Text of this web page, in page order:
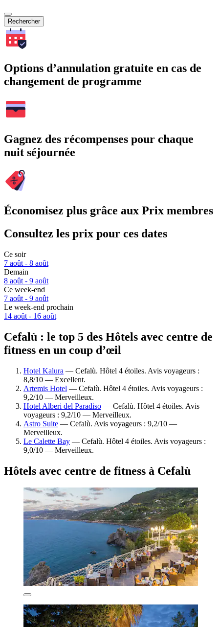
Rechercher
Options d’annulation gratuite en cas de
changement de programme
Gagnez des récompenses pour chaque
nuit séjournée
Économisez plus grâce aux Prix membres
Consultez les prix pour ces dates
Ce soir
7 août - 8 août
Demain
8 août - 9 août
Ce week-end
7 août - 9 août
Le week-end prochain
14 août - 16 août
Cefalù : le top 5 des Hôtels avec centre de
fitness en un coup d’œil
Hotel Kalura — Cefalù. Hôtel 4 étoiles. Avis voyageurs :
8,8/10 — Excellent.
Artemis Hotel — Cefalù. Hôtel 4 étoiles. Avis voyageurs :
9,2/10 — Merveilleux.
Hotel Alberi del Paradiso — Cefalù. Hôtel 4 étoiles. Avis
voyageurs : 9,2/10 — Merveilleux.
Astro Suite — Cefalù. Avis voyageurs : 9,2/10 —
Merveilleux.
Le Calette Bay — Cefalù. Hôtel 4 étoiles. Avis voyageurs :
9,0/10 — Merveilleux.
Hôtels avec centre de fitness à Cefalù